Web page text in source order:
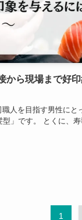
から現場まで好
人を目指す男性にと
」です。 とくに、
1